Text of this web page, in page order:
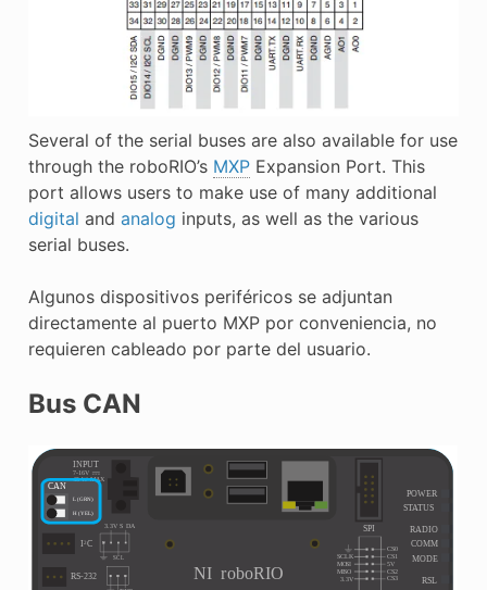
Several of the serial buses are also available for use
through the roboRIO’s MXPExpansion Port. This
port allows users to make use of many additional
digital and analog inputs, as well as the various
serial buses.
Algunos dispositivos periféricos se adjuntan
directamente al puerto MXP por conveniencia, no
requieren cableado por parte del usuario.
Bus CAN